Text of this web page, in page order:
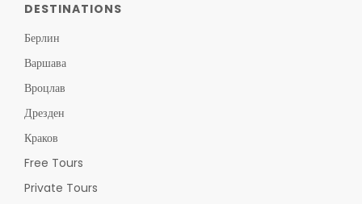
DESTINATIONS
Берлин
Варшава
Вроцлав
Дрезден
Краков
Free Tours
Private Tours